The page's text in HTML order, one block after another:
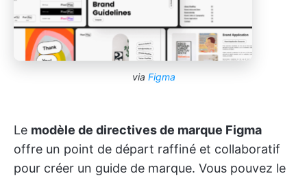
via Figma
Le modèle de directives de marque Figma
offre un point de départ raffiné et collaboratif
pour créer un guide de marque. Vous pouvez le